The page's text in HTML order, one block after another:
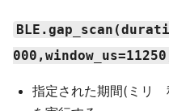
指定された期間(ミリ